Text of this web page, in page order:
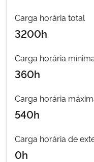
Gabinete de Segurança
Advocacia-Geral da União
Planalto
Carga horária total
3200h
Carga horária
360h
Carga horária
540h
Carga horária de
0h